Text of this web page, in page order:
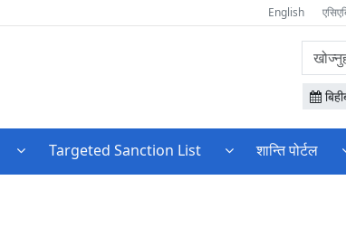
English
सामग्री
Targeted Sanction List शान्ति पोर्टल